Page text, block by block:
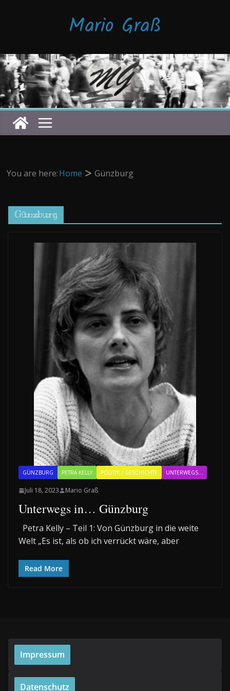
Mario Graß
You are here:Home Günzburg
Günzburg
GÜNZBURG PETRA KELLY POLITIK / GESCHICHTE UNTERWEGS...
Juli 18, 2023 Mario Graß
Unterwegs in… Günzburg
Petra Kelly – Teil 1: Von Günzburg in die weite
Welt „Es ist, als ob ich verrückt wäre, aber
Read More
Impressum
Datenschutz